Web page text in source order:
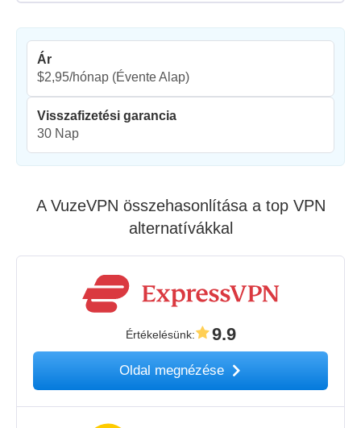
Ár
$2,95/hónap (Évente Alap)
Visszafizetési garancia
30 Nap
A VuzeVPN összehasonlítása a top VPN
alternatívákkal
Értékelésünk: 9.9
Oldal megnézése